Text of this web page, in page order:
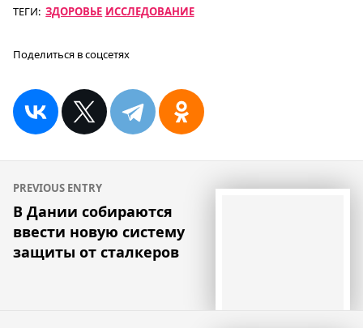
ТЕГИ: ЗДОРОВЬЕ ИССЛЕДОВАНИЕ
Поделиться в соцсетях
Навигация
по
записям
PREVIOUS ENTRY
В Дании собираются
ввести новую систему
защиты от сталкеров